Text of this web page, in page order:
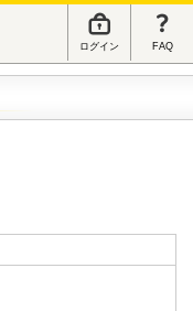
ログイン FAQ